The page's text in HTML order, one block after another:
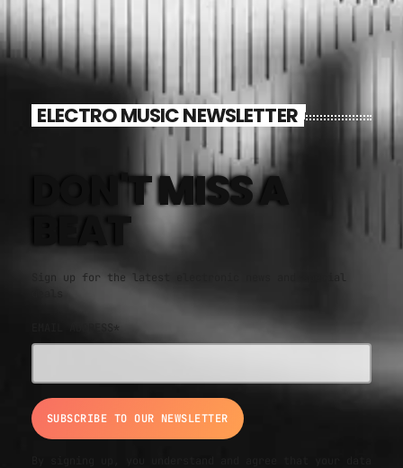
ELECTRO MUSIC NEWSLETTER
DON'T MISS A
BEAT
Sign up for the latest electronic news and special
EMAIL ADDRESS*